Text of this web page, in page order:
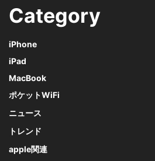
Category
iPhone
iPad
MacBook
ポケットWiFi
ニュース
トレンド
apple関連